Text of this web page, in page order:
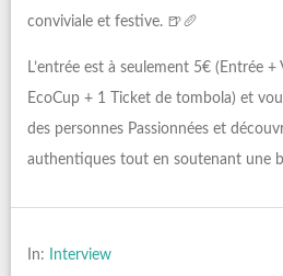
conviviale et festive. 🍺🥖
L’entrée est à seulement 5€ (Entrée
EcoCup + 1 Ticket de tombola) et
des personnes Passionnées et
authentiques tout en soutenant une
In: Interview